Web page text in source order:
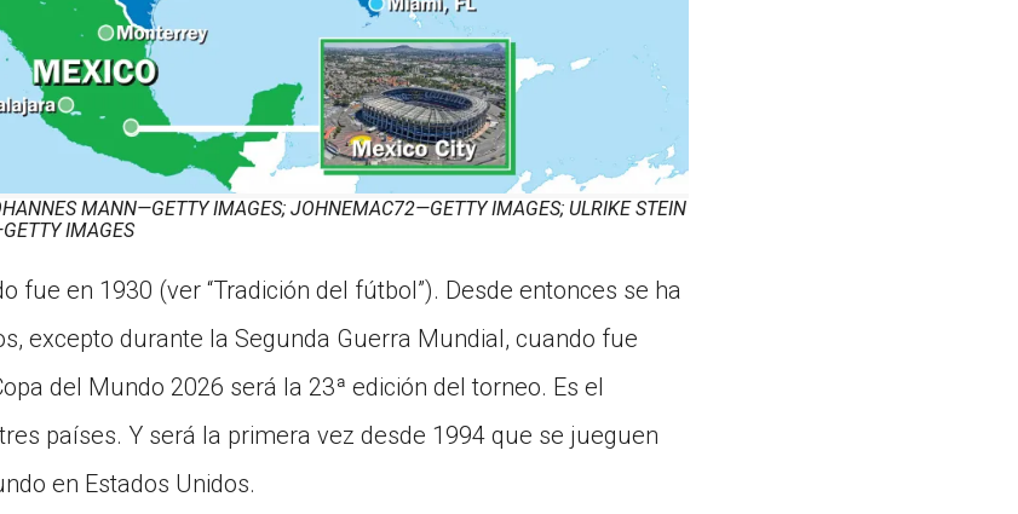
MANN—GETTY IMAGES; JOHNEMAC72—GETTY IMAGES; ULRIKE STEIN
IMAGES
fue en 1930 (ver “Tradición del fútbol”). Desde entonces se ha
excepto durante la Segunda Guerra Mundial, cuando fue
del Mundo 2026 será la 23ª edición del torneo. Es el
países. Y será la primera vez desde 1994 que se jueguen
en Estados Unidos.